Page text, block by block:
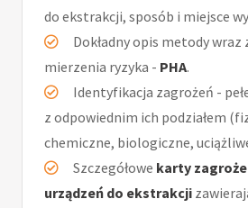
do ekstrakcji, sposób i miejsce
Dokładny opis metody wraz
mierzenia ryzyka - PHA.
Identyfikacja zagrożeń -
z odpowiednim ich podziałem
chemiczne, biologiczne,
Szczegółowe karty
urządzeń do ekstrakcji